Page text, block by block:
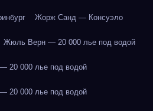
Жорж Санд — Консуэло
Жюль Верн — 20 000 лье под водой
20 000 лье под водой
20 000 лье под водой